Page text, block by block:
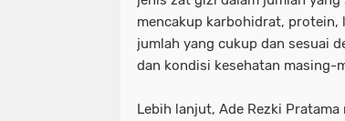
mencakup karbohidrat, protein,
jumlah yang cukup dan sesuai
dan kondisi kesehatan masing-
Lebih lanjut, Ade Rezki